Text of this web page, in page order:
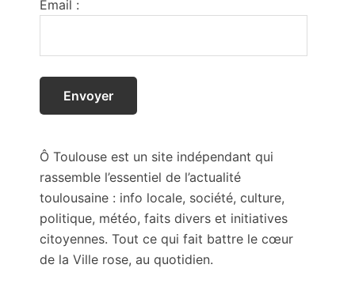
Email :
Ô Toulouse est un site indépendant qui
rassemble l’essentiel de l’actualité
toulousaine : info locale, société, culture,
politique, météo, faits divers et initiatives
citoyennes. Tout ce qui fait battre le cœur
de la Ville rose, au quotidien.